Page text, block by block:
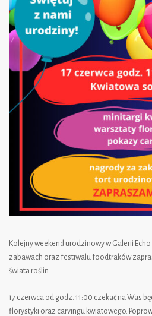
Kolejny weekend urodzinowy w Galerii
zabawach oraz festiwalu foodtraków
świata roślin.
17 czerwca od godz. 11:00 czekać na Was
florystyki oraz carvingu kwiatowego.